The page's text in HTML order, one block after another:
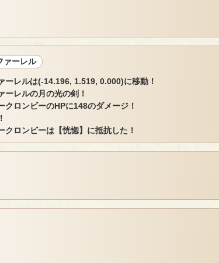
ァーレル
ーレルは(-14.196, 1.519, 0.000)に移動！
ーレルの月の光の剣！
クロンビーのHPに148のダメージ！
クロンビーは【恍惚】に抵抗した！